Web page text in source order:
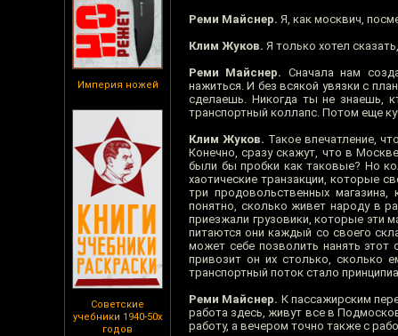
Империя ножей
Советские
учебники 1940-50х
годов
Реми Майснер. Я, как москвич,
Клим Жуков. Я только хотел
Реми Майснер. Сначала нам
нажиться. И без всякой увязки с
сделаешь. Никогда ты не знаешь,
транспортный коллапс. Потом еще
Клим Жуков. Такое впечатление,
Конечно, сразу скажут, что в
были бы пробки как таковые? Но
хаотические транзакции, которые
три продовольственных
понятно, сколько живет народу в
приезжали грузовики, которые эти
питаются они каждый со своего
может себе позволить нанять этот
привозит он их столько, сколько
транспортный поток стало
Реми Майснер. К пассажирским
работа здесь, живут все в
работу, а вечером точно также с